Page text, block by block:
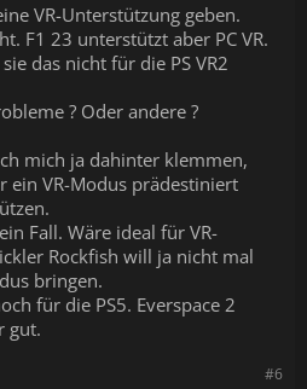
VR-Unterstützung geben.
F1 23 unterstützt aber PC VR.
das nicht für die PS VR2
? Oder andere ?
mich ja dahinter klemmen,
ein VR-Modus prädestiniert
Fall. Wäre ideal für VR-
Rockfish will ja nicht mal
bringen.
für die PS5. Everspace 2
gut.
#6